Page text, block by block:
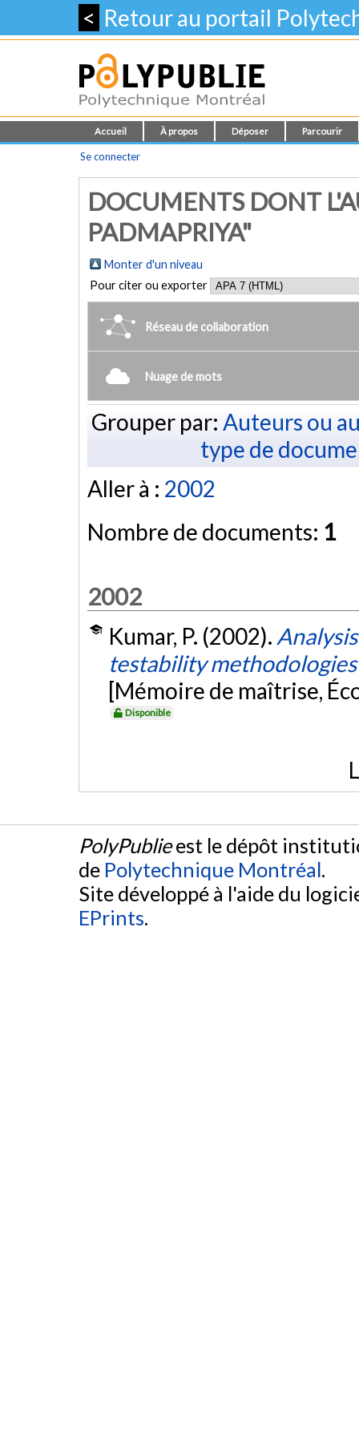
< Retour au portail
Accueil À propos Déposer Parcourir
Se connecter
DOCUMENTS DONT
PADMAPRIYA"
Monter d'un niveau
Pour citer ou exporter
Réseau de collaboration
Nuage de mots
Grouper par: Auteurs ou
type de
Aller à : 2002
Nombre de documents: 1
2002
Kumar, P. (2002).
testability
[Mémoire de maîtrise,
Disponible
PolyPublieest le dépôt
de Polytechnique Montréal.
Site développé à l'aide du
EPrints.